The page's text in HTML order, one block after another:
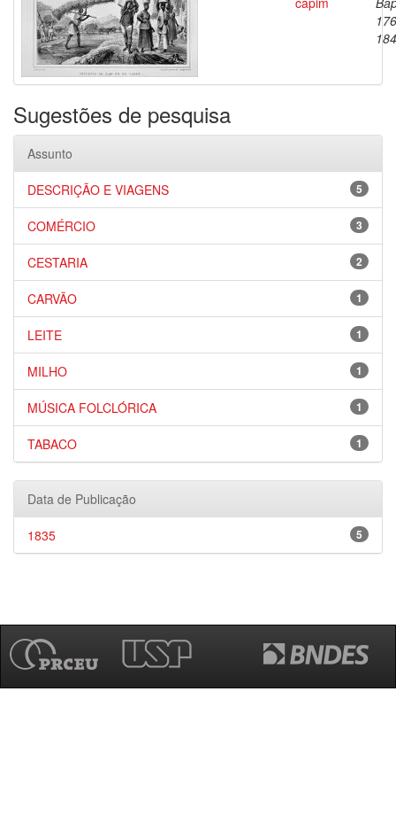
Sugestões de pesquisa
Assunto
5
DESCRIÇÃO E VIAGENS
3
COMÉRCIO
2
CESTARIA
1
CARVÃO
1
LEITE
1
MILHO
1
MÚSICA FOLCLÓRICA
1
TABACO
Data de Publicação
5
1835